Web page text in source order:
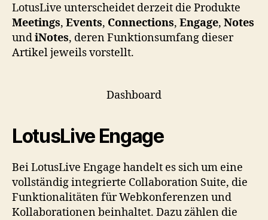
LotusLive unterscheidet derzeit die Produkte
Meetings, Events, Connections, Engage, Notes
undiNotes, deren Funktionsumfang dieser
Artikel jeweils vorstellt.
Dashboard
LotusLive Engage
Bei LotusLive Engage handelt es sich um eine
vollständig integrierte Collaboration Suite, die
Funktionalitäten für Webkonferenzen und
Kollaborationen beinhaltet. Dazu zählen die